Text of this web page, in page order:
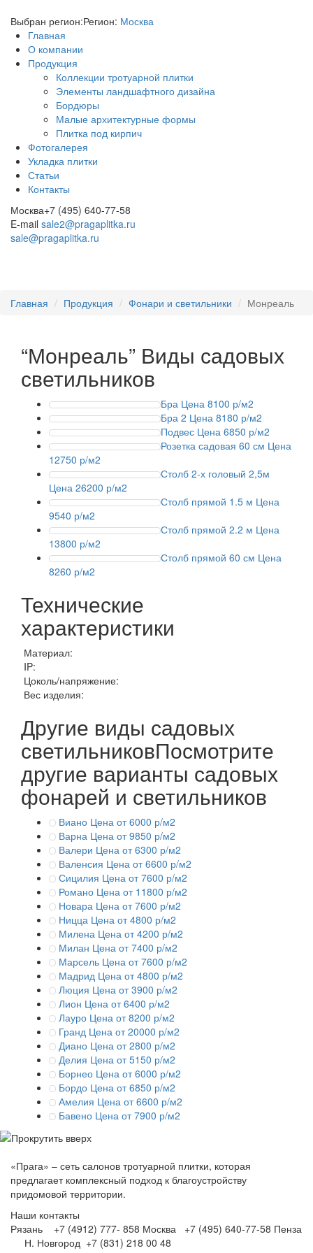
Выбран регион:Регион: Москва
Главная
О компании
Продукция
Коллекции тротуарной плитки
Элементы ландшафтного дизайна
Бордюры
Малые архитектурные формы
Плитка под кирпич
Фотогалерея
Укладка плитки
Статьи
Контакты
Москва+7 (495) 640-77-58
E-mail sale2@pragaplitka.ru
sale@pragaplitka.ru
Главная Продукция Фонари и светильники Монреаль
“Монреаль” Виды садовых
светильников
Бра Цена 8100 р/м2
Бра 2 Цена 8180 р/м2
Подвес Цена 6850 р/м2
Розетка садовая 60 см Цена
12750 р/м2
Столб 2-х головый 2,5м
Цена 26200 р/м2
Столб прямой 1.5 м Цена
9540 р/м2
Столб прямой 2.2 м Цена
13800 р/м2
Столб прямой 60 см Цена
8260 р/м2
Технические
характеристики
Материал:
IP:
Цоколь/напряжение:
Вес изделия:
Другие виды садовых
светильниковПосмотрите
другие варианты садовых
фонарей и светильников
Виано Цена от 6000 р/м2
Варна Цена от 9850 р/м2
Валери Цена от 6300 р/м2
Валенсия Цена от 6600 р/м2
Сицилия Цена от 7600 р/м2
Романо Цена от 11800 р/м2
Новара Цена от 7600 р/м2
Ницца Цена от 4800 р/м2
Милена Цена от 4200 р/м2
Милан Цена от 7400 р/м2
Марсель Цена от 7600 р/м2
Мадрид Цена от 4800 р/м2
Люция Цена от 3900 р/м2
Лион Цена от 6400 р/м2
Лауро Цена от 8200 р/м2
Гранд Цена от 20000 р/м2
Диано Цена от 2800 р/м2
Делия Цена от 5150 р/м2
Борнео Цена от 6000 р/м2
Бордо Цена от 6850 р/м2
Амелия Цена от 6600 р/м2
Бавено Цена от 7900 р/м2
«Прага» – сеть салонов тротуарной плитки, которая
предлагает комплексный подход к благоустройству
придомовой территории.
Наши контакты
Рязань +7 (4912) 777- 858 Москва +7 (495) 640-77-58 Пенза
Н. Новгород +7 (831) 218 00 48